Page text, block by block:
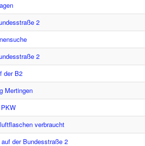
2
2
der B2
Mertingen
verbraucht
der Bundesstraße 2